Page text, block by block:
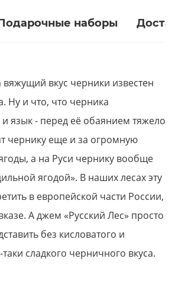
наборы
вяжущий вкус черники известен
Ну и что, что черника
язык - перед её обаянием тяжело
чернику еще и за огромную
а на Руси чернику вообще
ягодой». В наших лесах эту
в европейской части России,
А джем «Русский Лес» просто
без кисловатого и
сладкого черничного вкуса.